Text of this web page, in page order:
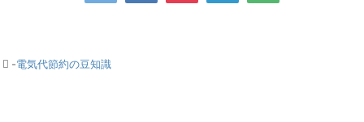
-電気代節約の豆知識